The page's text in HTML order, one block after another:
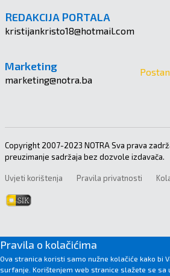
REDAKCIJA PORTALA
kristijankristo18@hotmail.com
Marketing
marketing@notra.ba
Copyright 2007-2023 NOTRA Sva prava
preuzimanje sadržaja bez dozvole izdavača.
Uvjeti korištenja Pravila privatnosti
Pravila o kolačićima
Ova stranica koristi samo nužne kolačiće kako bi
surfanje. Korištenjem web stranice slažete se sa